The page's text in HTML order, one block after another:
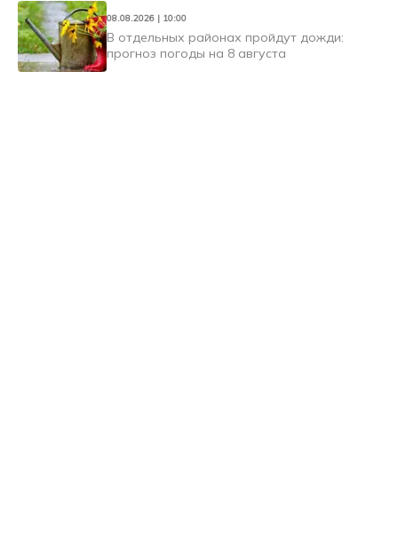
08.08.2026 | 10:00
В отдельных районах пройдут дожди:
прогноз погоды на 8 августа